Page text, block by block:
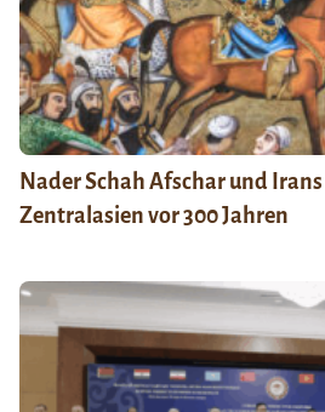
Nader Schah Afschar und
Zentralasien vor 300 Jahren